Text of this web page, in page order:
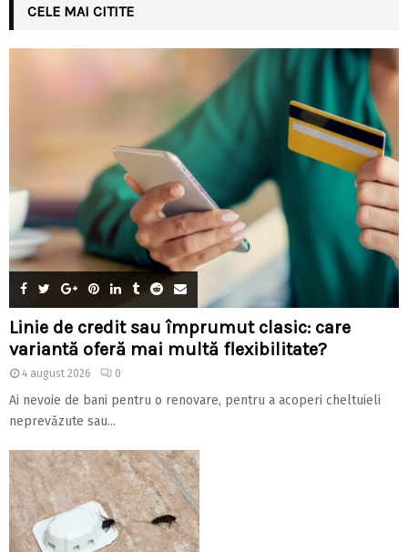
CELE MAI CITITE
Linie de credit sau împrumut clasic: care
variantă oferă mai multă flexibilitate?
4 august 2026 0
Ai nevoie de bani pentru o renovare, pentru a acoperi cheltuieli
neprevăzute sau...